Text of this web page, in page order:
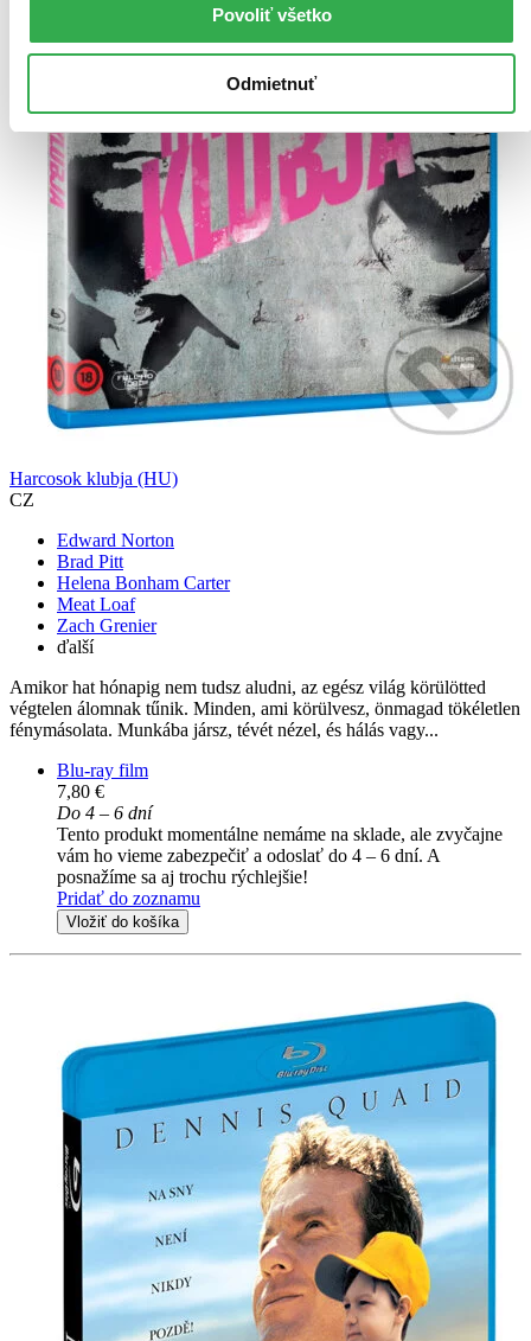
Povoliť všetko
Odmietnuť
Harcosok klubja (HU)
CZ
Edward Norton
Brad Pitt
Helena Bonham Carter
Meat Loaf
Zach Grenier
ďalší
Amikor hat hónapig nem tudsz aludni, az egész világ körülötted
végtelen álomnak tűnik. Minden, ami körülvesz, önmagad tökéletlen
fénymásolata. Munkába jársz, tévét nézel, és hálás vagy...
Blu-ray film
7,80 €
Do 4 – 6 dní
Tento produkt momentálne nemáme na sklade, ale zvyčajne
vám ho vieme zabezpečiť a odoslať do 4 – 6 dní. A
posnažíme sa aj trochu rýchlejšie!
Pridať do zoznamu
Vložiť do košíka